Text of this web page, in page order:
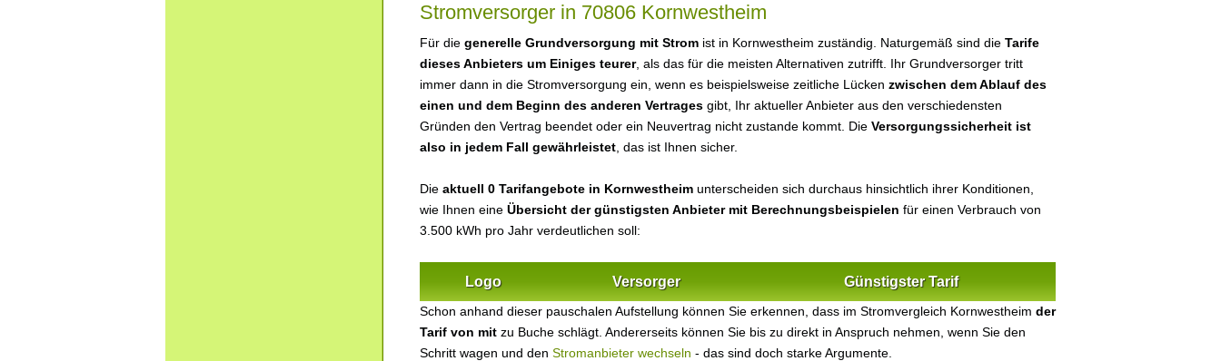
Stromversorger in 70806 Kornwestheim
Für die generelle Grundversorgung mit Strom ist in Kornwestheim zuständig. Naturgemäß sind die Tarife
dieses Anbieters um Einiges teurer, als das für die meisten Alternativen zutrifft. Ihr Grundversorger tritt
immer dann in die Stromversorgung ein, wenn es beispielsweise zeitliche Lücken zwischen dem Ablauf des
einen und dem Beginn des anderen Vertrages gibt, Ihr aktueller Anbieter aus den verschiedensten
Gründen den Vertrag beendet oder ein Neuvertrag nicht zustande kommt. Die Versorgungssicherheit ist
also in jedem Fall gewährleistet , das ist Ihnen sicher.
Die aktuell 0 Tarifangebote in Kornwestheim unterscheiden sich durchaus hinsichtlich ihrer Konditionen,
wie Ihnen eine Übersicht der günstigsten Anbieter mit Berechnungsbeispielen für einen Verbrauch von
3.500 kWh pro Jahr verdeutlichen soll:
Logo Versorger Günstigster Tarif
Schon anhand dieser pauschalen Aufstellung können Sie erkennen, dass im Stromvergleich Kornwestheim der
Tarif von mit zu Buche schlägt. Andererseits können Sie bis zu direkt in Anspruch nehmen, wenn Sie den
Schritt wagen und den Stromanbieter wechseln - das sind doch starke Argumente.